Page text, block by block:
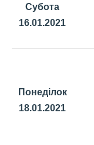
Субота
16.01.2021
Понеділок
18.01.2021